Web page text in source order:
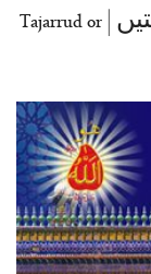
تجرد اور نکاح میں پوشیدہ حکمتیں | Tajarrud or